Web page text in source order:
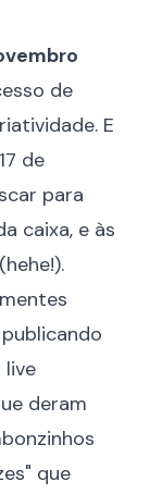
de
E
de
para
caixa, e às
live
deram
que